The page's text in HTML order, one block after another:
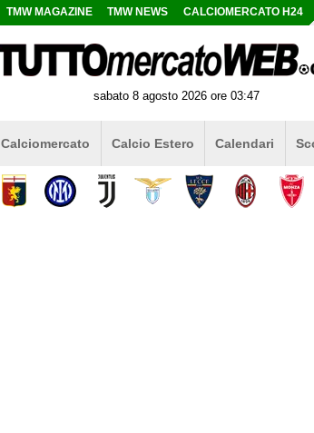
TMW MAGAZINE TMW NEWS CALCIOMERCATO H24
sabato 8 agosto 2026 ore 03:47
Calciomercato Calcio Estero Calendari